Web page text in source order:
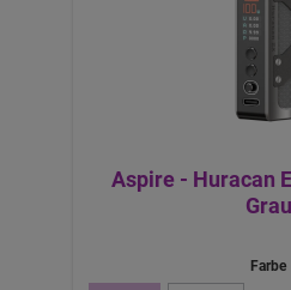
Aspire - Huracan
Grau
Farbe